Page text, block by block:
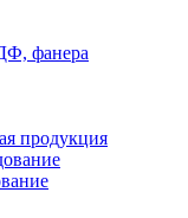
фанера
продукция